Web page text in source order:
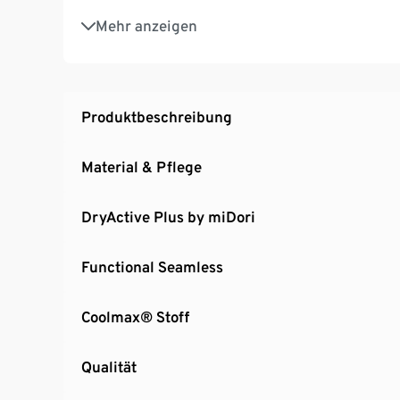
Mehr anzeigen
Mit Markenelasthan: formbeständig,
Produktbeschreibung
Material & Pflege
DryActive Plus by miDori
Functional Seamless
Coolmax® Stoff
Qualität